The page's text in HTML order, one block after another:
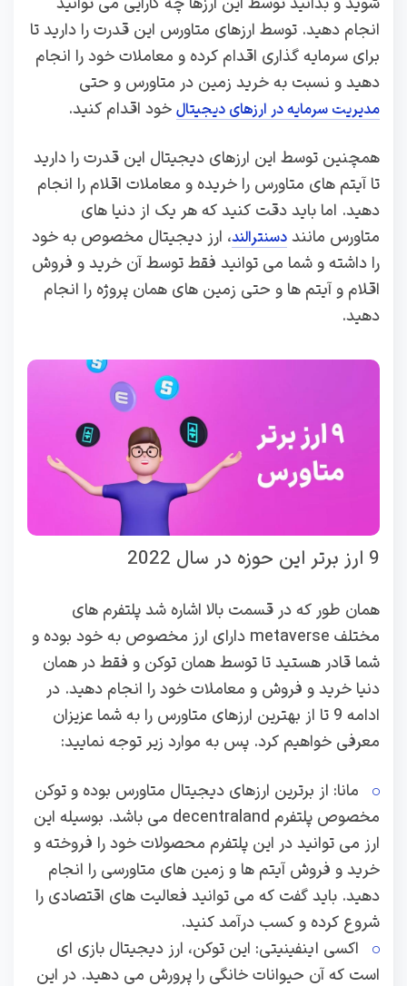
انجام دهید. توسط ارزهای متاورس این قدرت را دارید تا
برای سرمایه گذاری اقدام کرده و معاملات خود را انجام
دهید و نسبت به خرید زمین در متاورس و حتی
مدیریت سرمایه در ارزهای دیجیتال خود اقدام کنید.
همچنین توسط این ارزهای دیجیتال این قدرت را دارید
تا آیتم های متاورس را خریده و معاملات اقلام را انجام
دهید. اما باید دقت کنید که هر یک از دنیا های
متاورس مانند دسنترالند، ارز دیجیتال مخصوص به خود
را داشته و شما می توانید فقط توسط آن خرید و فروش
اقلام و آیتم ها و حتی زمین های همان پروژه را انجام
دهید.
9 ارز برتر این حوزه در سال 2022
همان طور که در قسمت بالا اشاره شد پلتفرم های
مختلف metaverse دارای ارز مخصوص به خود بوده و
شما قادر هستید تا توسط همان توکن و فقط در همان
دنیا خرید و فروش و معاملات خود را انجام دهید. در
ادامه 9 تا از بهترین ارزهای متاورس را به شما عزیزان
معرفی خواهیم کرد. پس به موارد زیر توجه نمایید:
مانا: از برترین ارزهای دیجیتال متاورس بوده و توکن
مخصوص پلتفرم decentraland می باشد. بوسیله این
ارز می توانید در این پلتفرم محصولات خود را فروخته و
خرید و فروش آیتم ها و زمین های متاورسی را انجام
دهید. باید گفت که می توانید فعالیت های اقتصادی را
شروع کرده و کسب درآمد کنید.
اکسی اینفینیتی: این توکن، ارز دیجیتال بازی ای
است که آن حیوانات خانگی را پرورش می دهید. در این